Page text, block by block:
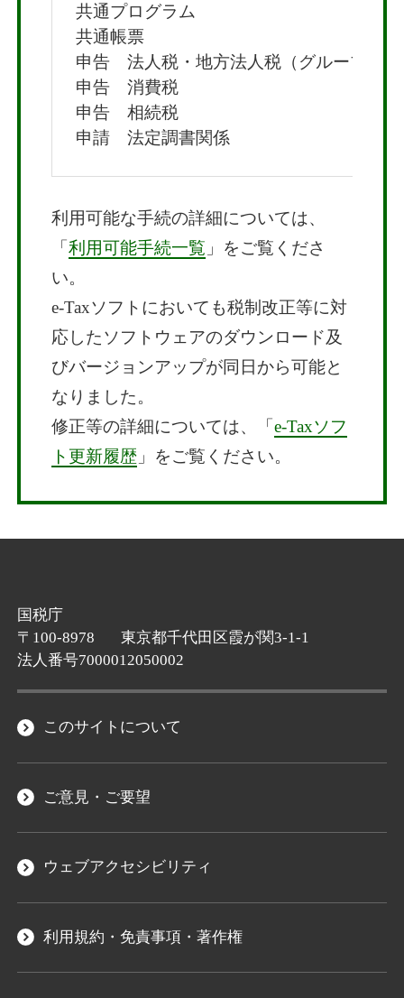
共通プログラム
共通帳票
申告 法人税・地方法人税（グループ通
申告 消費税
申告 相続税
申請 法定調書関係
利用可能な手続の詳細については、
「利用可能手続一覧 」をご覧くださ
い。
e-Taxソフトにおいても税制改正等に対
応したソフトウェアのダウンロード及
びバージョンアップが同日から可能と
なりました。
修正等の詳細については、「e-Taxソフ
ト更新履歴」をご覧ください。
国税庁
〒100-8978
東京都千代田区霞が関3-1-1
法人番号7000012050002
このサイトについて
ご意見・ご要望
ウェブアクセシビリティ
利用規約・免責事項・著作権